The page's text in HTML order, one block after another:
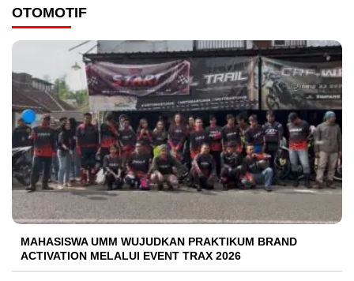
OTOMOTIF
MAHASISWA UMM WUJUDKAN PRAKTIKUM BRAND
ACTIVATION MELALUI EVENT TRAX 2026